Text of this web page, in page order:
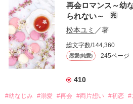
再会ロマンス～幼
られない～
完
松本ユミ ／著
総文字数/144,360
恋愛(純愛) 245ページ
410
#幼なじみ #溺愛 #再会 #両片想い #初恋 #